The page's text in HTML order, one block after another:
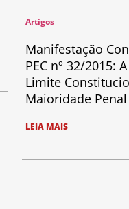
Artigos
Manifestação
PEC nº 32/2015:
Limite
Maioridade Penal
LEIA MAIS